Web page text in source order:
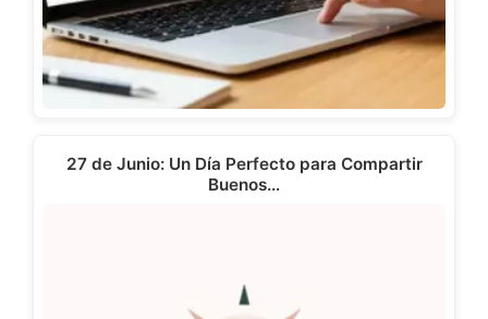
27 de Junio: Un Día Perfecto para Compartir
Buenos…